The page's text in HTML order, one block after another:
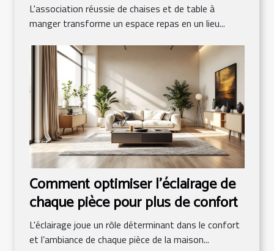
L'association réussie de chaises et de table à
manger transforme un espace repas en un lieu...
Comment optimiser l'éclairage de
chaque pièce pour plus de confort
L'éclairage joue un rôle déterminant dans le confort
et l’ambiance de chaque pièce de la maison...